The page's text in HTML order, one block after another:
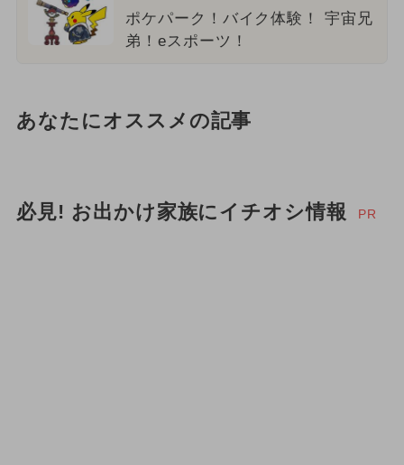
ポケパーク！バイク体験！ 宇宙兄
弟！eスポーツ！
あなたにオススメの記事
必見! お出かけ家族にイチオシ情報 PR